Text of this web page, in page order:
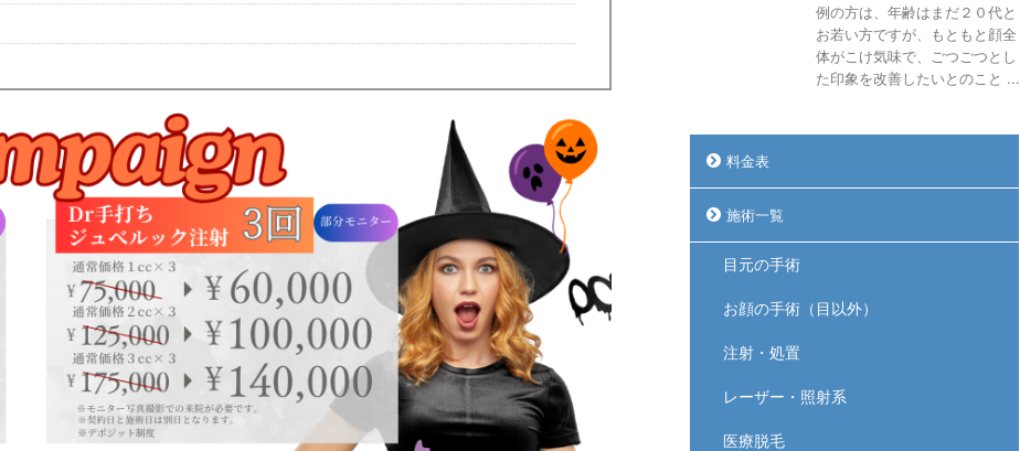
例の方は、年齢はまだ２０代と
お若い方ですが、もともと顔全
体がこけ気味で、ごつごつとし
た印象を改善したいとのこと ...
料金表
施術一覧
目元の手術
お顔の手術（目以外）
注射・処置
レーザー・照射系
医療脱毛